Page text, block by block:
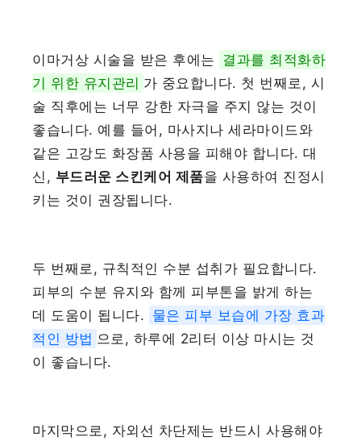
이마거상 시술을 받은 후에는 결과를 최적화하
기 위한 유지관리 가 중요합니다. 첫 번째로, 시
술 직후에는 너무 강한 자극을 주지 않는 것이
좋습니다. 예를 들어, 마사지나 세라마이드와
같은 고강도 화장품 사용을 피해야 합니다. 대
신, 부드러운 스킨케어 제품을 사용하여 진정시
키는 것이 권장됩니다.
두 번째로, 규칙적인 수분 섭취가 필요합니다.
피부의 수분 유지와 함께 피부톤을 밝게 하는
데 도움이 됩니다. 물은 피부 보습에 가장 효과
적인 방법 으로, 하루에 2리터 이상 마시는 것
이 좋습니다.
마지막으로, 자외선 차단제는 반드시 사용해야